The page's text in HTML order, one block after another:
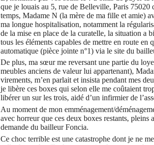
que je louais au 5, rue de Belleville, Paris
temps, Madame N (la mère de ma fille et amie)
ma longue hospitalisation, notamment la
de la mise en place de la curatelle, la situation a
tous les éléments capables de mettre en route
automatique (pièce jointe n°1) via le site du
De plus, ma sœur me reversant une partie du
meubles anciens de valeur lui appartenant),
virements, m’en parlait et insista pendant mes
je libère ces boxes qui selon elle me coûtaient
libérer un sur les trois, aidé d’un infirmier de
Au moment de mon emménagement/
avec horreur que ces deux boxes restants, pleins
demande du bailleur Foncia.
Ce choc terrible est une catastrophe dont je ne